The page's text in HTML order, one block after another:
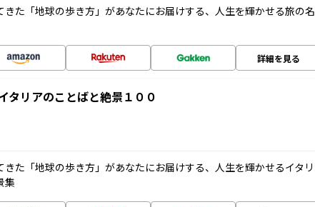
た「地球の歩き方」があなたにお届けする、人生を輝かせる旅の名
詳細を見る
タリアのことばと絶景１００
た「地球の歩き方」があなたにお届けする、人生を輝かせるイタリ
集